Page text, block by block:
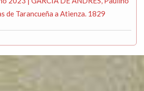
de Tarancueña a Atienza. 1829